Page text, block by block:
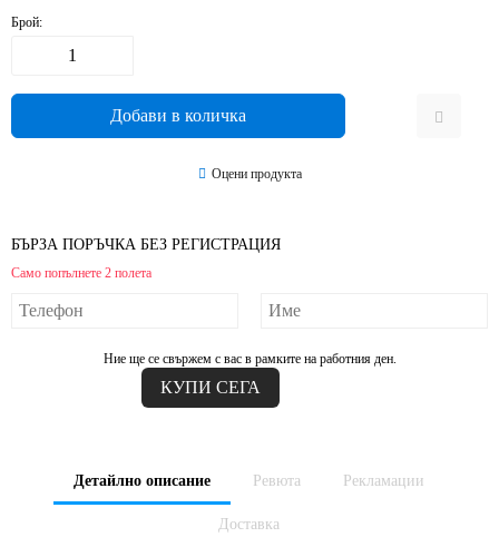
Брой:
Оцени продукта
БЪРЗА ПОРЪЧКА БЕЗ РЕГИСТРАЦИЯ
Само попълнете 2 полета
Ние ще се свържем с вас в рамките на работния ден.
Детайлно описание Ревюта Рекламации
Доставка